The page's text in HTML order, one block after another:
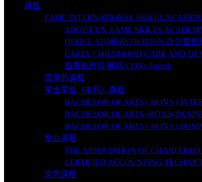
课程
FAME INTERNATIONAL SKILLS
ABOUT US -FAME SKILLS
OFFICE ADMINISTRATION/办公室管
EARLY CHILDHOOD CARE AND
首席执行员 献词 CEO’s Speech
提供的课程
学士学位（本科）课程
BACHELOR OF ARTS ( HONS )
BACHELOR OF ARTS (HONS)
BACHELOR OF ARTS ( HONS )
专业课程
THE ASSOCIATION OF
CERTIFIED ACCOUNTING
文凭课程